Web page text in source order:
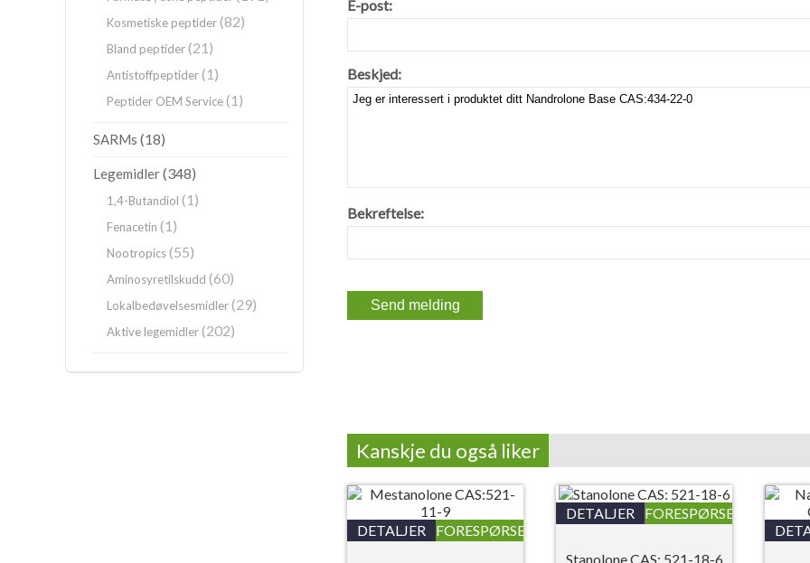
E-post:
Beskjed:
Bekreftelse:
Kanskje du også liker
DETALJER FORESPØRSEL
DETALJER FORESPØRSEL
Stanolone CAS: 521-18-6
Kosmetiske peptider(82)
Bland peptider(21)
Antistoffpeptider(1)
Peptider OEM Service(1)
SARMs (18)
Legemidler(348)
1,4-Butandiol (1)
Fenacetin (1)
Nootropics(55)
Aminosyretilskudd (60)
Lokalbedøvelsesmidler(29)
Aktive legemidler(202)